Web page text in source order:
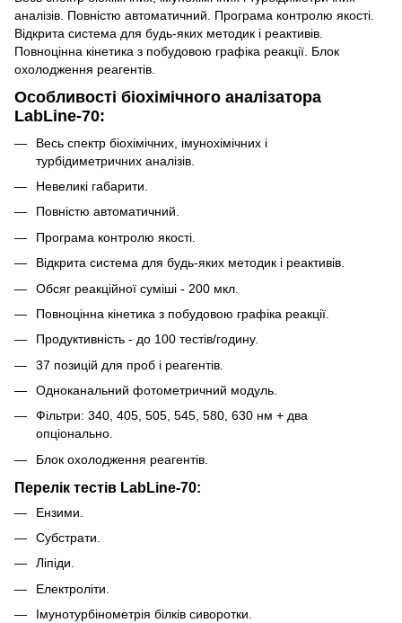
аналізів. Повністю автоматичний. Програма контролю якості.
Відкрита система для будь-яких методик і реактивів.
Повноцінна кінетика з побудовою графіка реакції. Блок
охолодження реагентів.
Особливості біохімічного аналізатора
LabLine-70:
Весь спектр біохімічних, імунохімічних і
турбідиметричних аналізів.
Невеликі габарити.
Повністю автоматичний.
Програма контролю якості.
Відкрита система для будь-яких методик і реактивів.
Обсяг реакційної суміші - 200 мкл.
Повноцінна кінетика з побудовою графіка реакції.
Продуктивність - до 100 тестів/годину.
37 позицій для проб і реагентів.
Одноканальний фотометричний модуль.
Фільтри: 340, 405, 505, 545, 580, 630 нм + два
опціонально.
Блок охолодження реагентів.
Перелік тестів LabLine-70:
Ензими.
Субстрати.
Ліпіди.
Електроліти.
Імунотурбінометрія білків сиворотки.